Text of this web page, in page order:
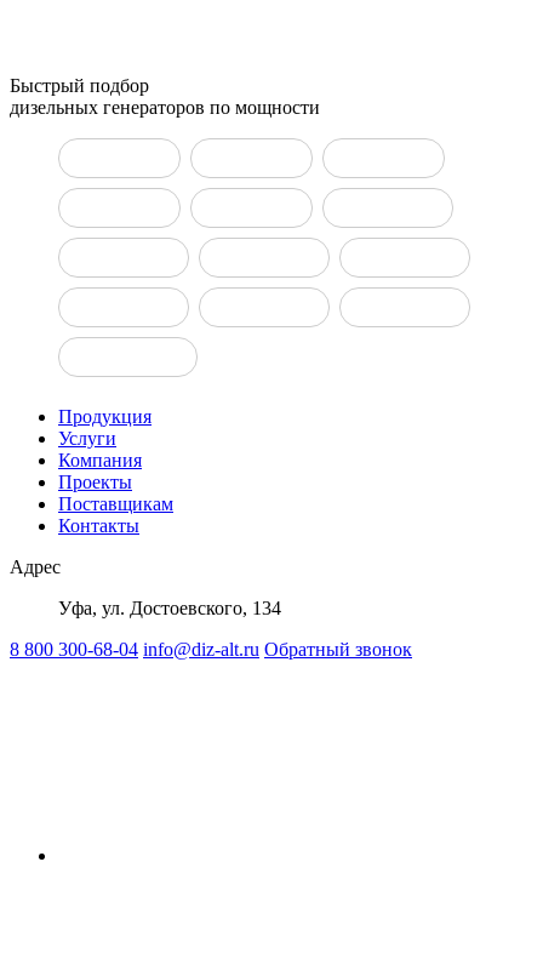
Быстрый подбор
дизельных генераторов по мощности
Продукция
Услуги
Компания
Проекты
Поставщикам
Контакты
Адрес
Уфа, ул. Достоевского, 134
8 800 300-68-04 info@diz-alt.ru Обратный звонок